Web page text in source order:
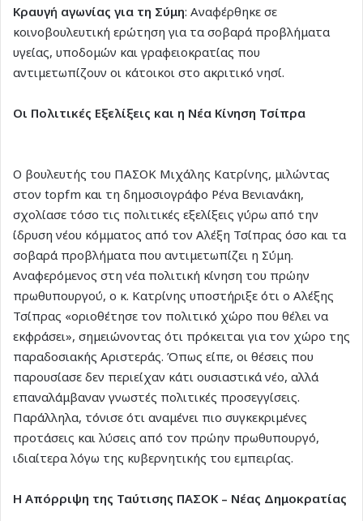
Κραυγή αγωνίας για τη Σύμη: Αναφέρθηκε σε
κοινοβουλευτική ερώτηση για τα σοβαρά προβλήματα
υγείας, υποδομών και γραφειοκρατίας που
αντιμετωπίζουν οι κάτοικοι στο ακριτικό νησί.
Οι Πολιτικές Εξελίξεις και η Νέα Κίνηση Τσίπρα
Ο βουλευτής του ΠΑΣΟΚ Μιχάλης Κατρίνης, μιλώντας
στον topfm και τη δημοσιογράφο Ρένα Βενιανάκη,
σχολίασε τόσο τις πολιτικές εξελίξεις γύρω από την
ίδρυση νέου κόμματος από τον Αλέξη Τσίπρας όσο και τα
σοβαρά προβλήματα που αντιμετωπίζει η Σύμη.
Αναφερόμενος στη νέα πολιτική κίνηση του πρώην
πρωθυπουργού, ο κ. Κατρίνης υποστήριξε ότι ο Αλέξης
Τσίπρας «οριοθέτησε τον πολιτικό χώρο που θέλει να
εκφράσει», σημειώνοντας ότι πρόκειται για τον χώρο της
παραδοσιακής Αριστεράς. Όπως είπε, οι θέσεις που
παρουσίασε δεν περιείχαν κάτι ουσιαστικά νέο, αλλά
επαναλάμβαναν γνωστές πολιτικές προσεγγίσεις.
Παράλληλα, τόνισε ότι αναμένει πιο συγκεκριμένες
προτάσεις και λύσεις από τον πρώην πρωθυπουργό,
ιδιαίτερα λόγω της κυβερνητικής του εμπειρίας.
Η Απόρριψη της Ταύτισης ΠΑΣΟΚ – Νέας Δημοκρατίας